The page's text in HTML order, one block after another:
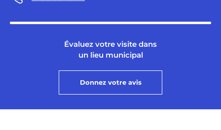
Évaluez votre visite dans
un lieu municipal
Donnez votre avis